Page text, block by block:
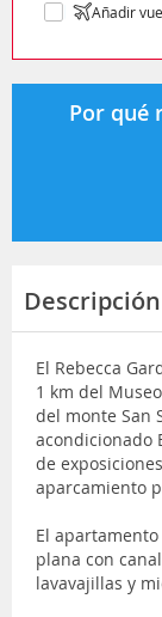
Añadir
Por qué
Descripción
El Rebecca
1 km del
del monte San
acondicionado
de
aparcamiento
El
plana con
lavavajillas y